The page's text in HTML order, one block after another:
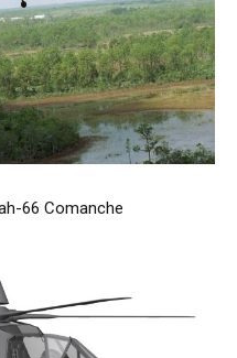
66 Comanche